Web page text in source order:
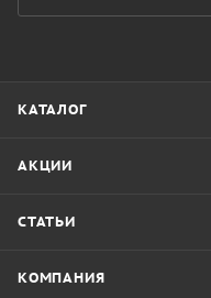
КАТАЛОГ
АКЦИИ
СТАТЬИ
КОМПАНИЯ